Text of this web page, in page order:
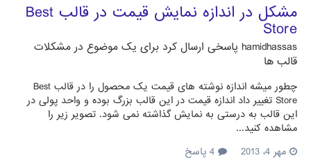
مشکل در اندازه نمایش قیمت در قالب Best
Store
hamidhassas پاسخی ارسال کرد برای یک موضوع در مشکلات
قالب ها
چطور میشه اندازه نوشته های قیمت یک محصول را در قالب Best
Store تغییر داد اندازه قیمت در این قالب بزرگ بوده و واحد پولی در
این قالب به درستی به نمایش گذاشته نمی شود. تصویر زیر را
مشاهده کنید...
مهر 4، 2013